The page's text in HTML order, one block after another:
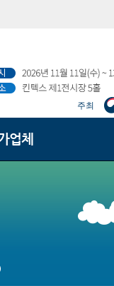
주최
업체